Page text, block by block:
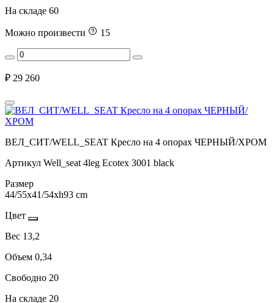
На складе 60
Можно произвести 15
₽ 29 260
ВЕЛ_СИТ/WELL_SEAT Кресло на 4 опорах ЧЕРНЫЙ/ХРОМ
Артикул Well_seat 4leg Ecotex 3001 black
Размер
44/55x41/54xh93 cm
Цвет
Вес 13,2
Объем 0,34
Свободно 20
На складе 20